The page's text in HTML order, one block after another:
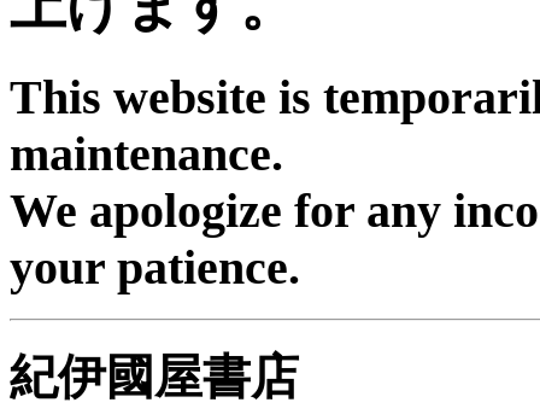
This website is
maintenance.
We apologize for any
your patience.
紀伊國屋書店